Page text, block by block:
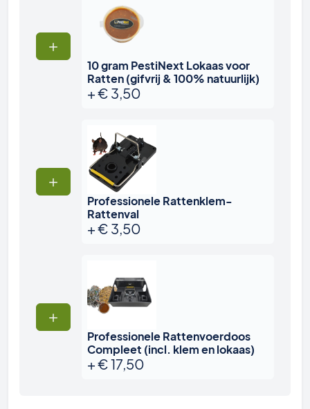
10 gram PestiNext Lokaas voor
Ratten (gifvrij & 100% natuurlijk)
+€ 3,50
Professionele Rattenklem-
Rattenval
+€ 3,50
Professionele Rattenvoerdoos
Compleet (incl. klem en lokaas)
+€17,50